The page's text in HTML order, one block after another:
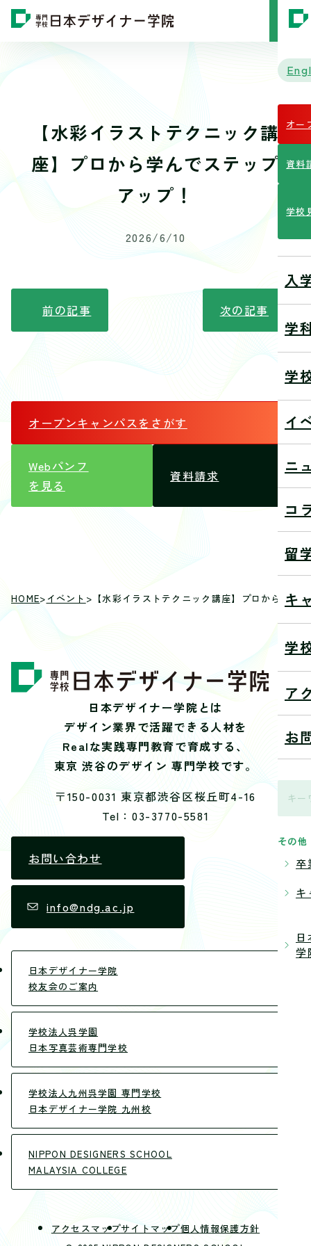
MENU
オー
資料
学校
入
学
学
イ
ニ
コ
留
キ
学
ア
お
その他
卒
キ
学
【水彩イラストテクニック講
座】プロから学んでステップ
アップ！
2026/6/10
前の記事 次の記事
オープンキャンパスをさがす
Webパンフ
を見る
資料請求
HOME> イベント > 【水彩イラストテクニック講座】プロから学ん
日本デザイナー学院とは
デザイン業界で活躍できる人材を
Realな実践専門教育で育成する、
東京 渋谷のデザイン 専門学校です。
〒150-0031 東京都渋谷区桜丘町4-16
Tel：03-3770-5581
お問い合わせ
info@ndg.ac.jp
日本デザイナー学院
校友会のご案内
学校法人呉学園
日本写真芸術専門学校
学校法人九州呉学園 専門学校
日本デザイナー学院 九州校
NIPPON DESIGNERS SCHOOL
MALAYSIA COLLEGE
アクセスマップサイトマップ個人情報保護方針